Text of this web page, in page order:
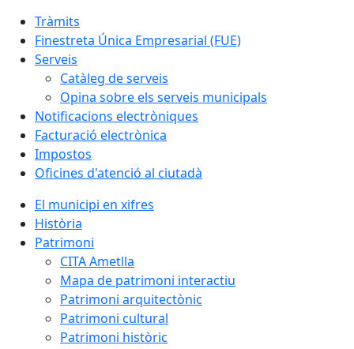
Tràmits
Finestreta Única Empresarial (FUE)
Serveis
Catàleg de serveis
Opina sobre els serveis municipals
Notificacions electròniques
Facturació electrònica
Impostos
Oficines d'atenció al ciutadà
El municipi en xifres
Història
Patrimoni
CITA Ametlla
Mapa de patrimoni interactiu
Patrimoni arquitectònic
Patrimoni cultural
Patrimoni històric